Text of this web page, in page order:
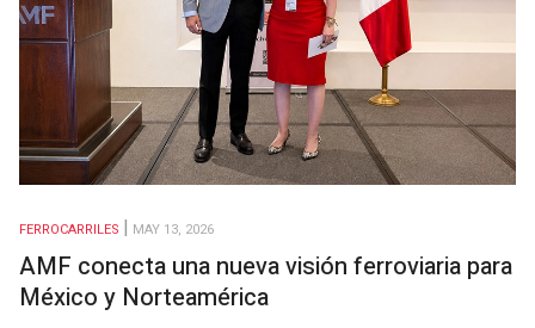
FERROCARRILES MAY 13, 2026
AMF conecta una nueva visión ferroviaria para
México y Norteamérica